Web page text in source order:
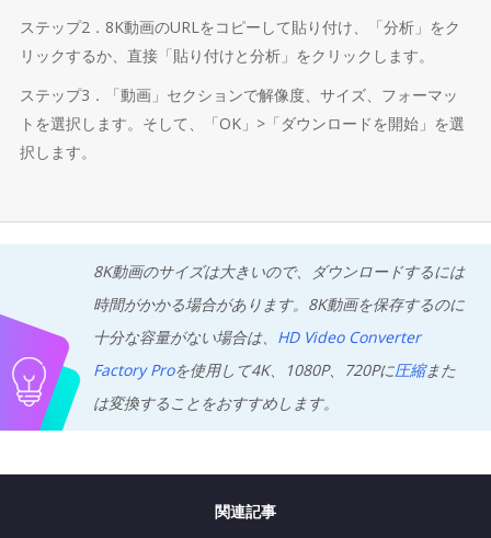
ステップ2．8K動画のURLをコピーして貼り付け、「分析」をク
リックするか、直接「貼り付けと分析」をクリックします。
ステップ3．「動画」セクションで解像度、サイズ、フォーマッ
トを選択します。そして、「OK」>「ダウンロードを開始」を選
択します。
8K動画のサイズは大きいので、ダウンロードするには
時間がかかる場合があります。8K動画を保存するのに
十分な容量がない場合は、 HD Video Converter
Factory Proを使用して4K、1080P、720Pに圧縮また
は変換することをおすすめします。
関連記事